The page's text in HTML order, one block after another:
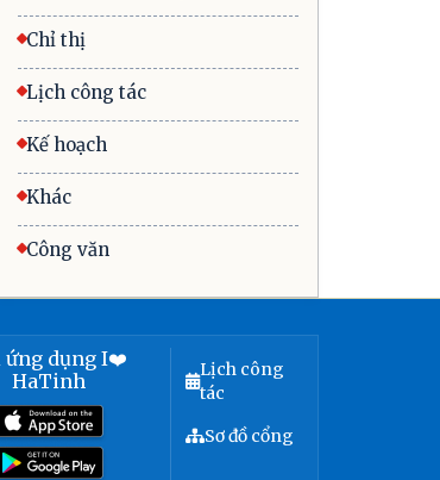
Chỉ thị
Lịch công tác
Kế hoạch
Khác
Công văn
ứng dụng I❤️
HaTinh
Lịch công
tác
Sơ đồ cổng